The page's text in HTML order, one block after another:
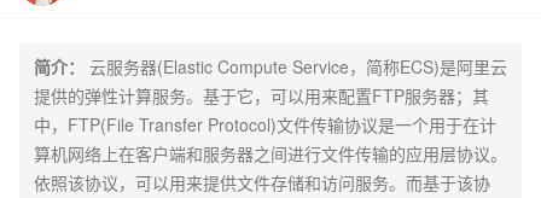
简介：
云服务器(Elastic Compute Service，简称ECS)是阿里云
提供的弹性计算服务。基于它，可以用来配置FTP服务器；其
中，FTP(File Transfer Protocol)文件传输协议是一个用于在计
算机网络上在客户端和服务器之间进行文件传输的应用层协议。
依照该协议，可以用来提供文件存储和访问服务。而基于该协